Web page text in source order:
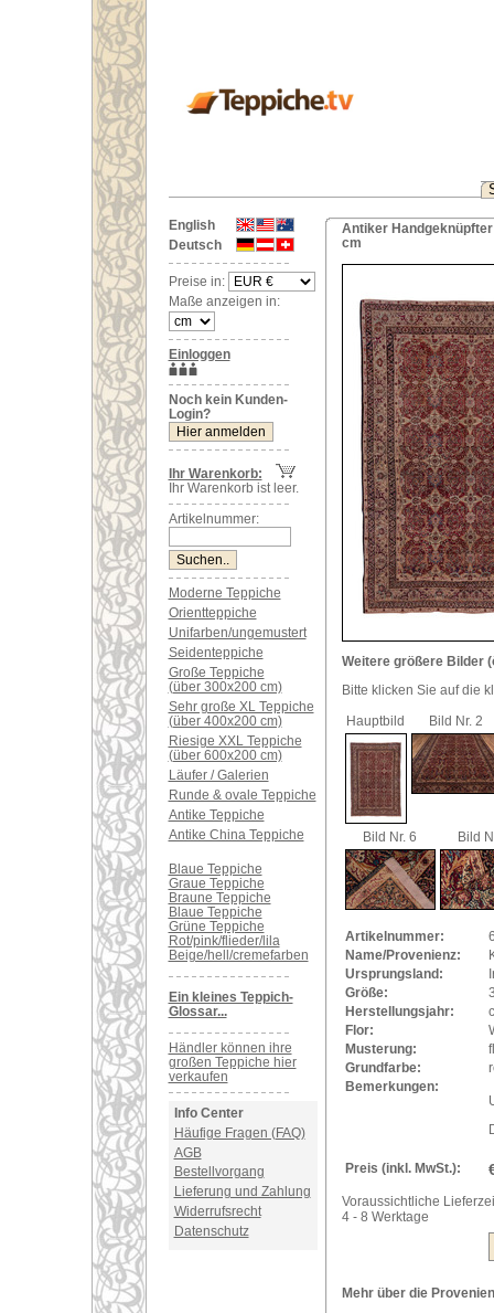
English
Deutsch
Preise in:
Maße anzeigen in:
Einloggen
Noch kein Kunden-
Login?
Ihr Warenkorb:
Ihr Warenkorb ist leer.
Artikelnummer:
Moderne Teppiche
Orientteppiche
Unifarben/ungemustert
Seidenteppiche
Große Teppiche
(über 300x200 cm)
Sehr große XL Teppiche
(über 400x200 cm)
Riesige XXL Teppiche
(über 600x200 cm)
Läufer / Galerien
Runde & ovale Teppiche
Antike Teppiche
Antike China Teppiche
Blaue Teppiche
Graue Teppiche
Braune Teppiche
Blaue Teppiche
Grüne Teppiche
Rot/pink/flieder/lila
Beige/hell/cremefarben
Ein kleines Teppich-
Glossar...
Händler können ihre
großen Teppiche hier
verkaufen
Info Center
Häufige Fragen (FAQ)
AGB
Bestellvorgang
Lieferung und Zahlung
Widerrufsrecht
Datenschutz
Antiker
cm
Weitere größere Bilder
Bitte klicken Sie auf die
Hauptbild
Bild Nr. 2
Bild Nr. 6 Bild
Artikelnummer:
Name/Provenienz:
Ursprungsland:
Größe:
Herstellungsjahr:
Flor:
Musterung:
Grundfarbe:
Bemerkungen:
Preis (inkl. MwSt.):
Voraussichtliche
4 - 8 Werktage
Mehr über die